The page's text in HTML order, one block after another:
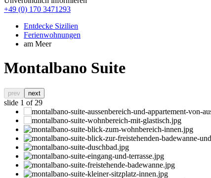
+49 (0) 170 3471293
Entdecke Sizilien
Ferienwohnungen
am Meer
Montalbano Suite
prev next
slide 1 of 29